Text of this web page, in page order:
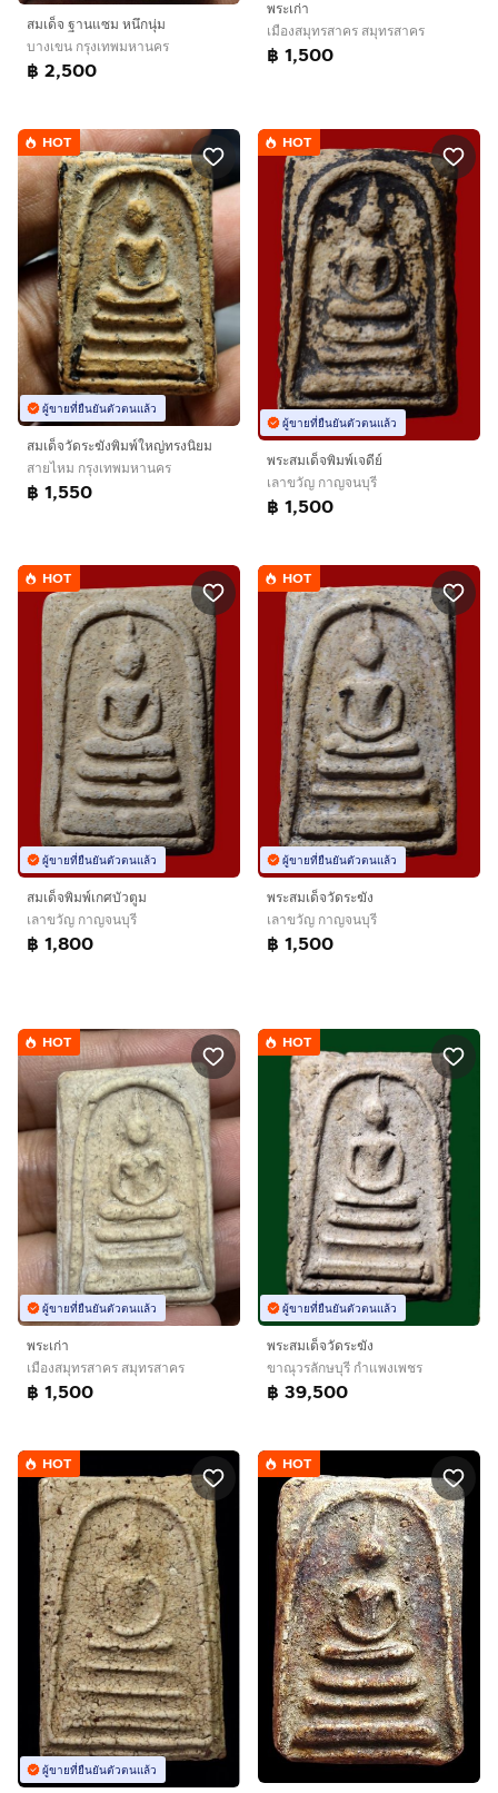
สมเด็จ ฐานแซม หนึกนุ่ม
บางเขน กรุงเทพมหานคร
฿ 2,500
พระเก่า
เมืองสมุทรสาคร สมุทรสาคร
฿ 1,500
HOT
ผู้ขายที่ยืนยันตัวตนแล้ว
สมเด็จวัดระฆังพิมพ์ใหญ่ทรงนิยม
สายไหม กรุงเทพมหานคร
฿ 1,550
HOT
ผู้ขายที่ยืนยันตัวตนแล้ว
พระสมเด็จพิมพ์เจดีย์
เลาขวัญ กาญจนบุรี
฿ 1,500
HOT
ผู้ขายที่ยืนยันตัวตนแล้ว
สมเด็จพิมพ์เกศบัวตูม
เลาขวัญ กาญจนบุรี
฿ 1,800
HOT
ผู้ขายที่ยืนยันตัวตนแล้ว
พระสมเด็จวัดระฆัง
เลาขวัญ กาญจนบุรี
฿ 1,500
HOT
ผู้ขายที่ยืนยันตัวตนแล้ว
พระเก่า
เมืองสมุทรสาคร สมุทรสาคร
฿ 1,500
HOT
ผู้ขายที่ยืนยันตัวตนแล้ว
พระสมเด็จวัดระฆัง
ขาณุวรลักษบุรี กำแพงเพชร
฿ 39,500
HOT
ผู้ขายที่ยืนยันตัวตนแล้ว
HOT